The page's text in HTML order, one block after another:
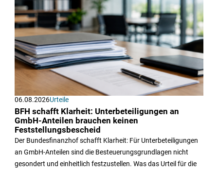
06.08.2026Urteile
BFH schafft Klarheit: Unterbeteiligungen an
GmbH-Anteilen brauchen keinen
Feststellungsbescheid
Der Bundesfinanzhof schafft Klarheit: Für Unterbeteiligungen
an GmbH-Anteilen sind die Besteuerungsgrundlagen nicht
gesondert und einheitlich festzustellen. Was das Urteil für die